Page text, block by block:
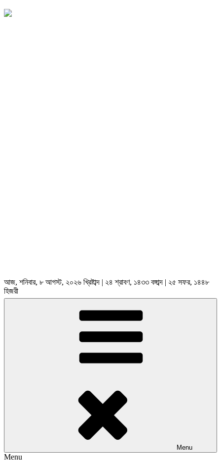
আজ, শনিবার, ৮ আগস্ট, ২০২৬ খ্রিষ্টাব্দ | ২৪ শ্রাবণ, ১৪৩৩ বঙ্গাব্দ | ২৫ সফর, ১৪৪৮
হিজরী
Menu
Menu